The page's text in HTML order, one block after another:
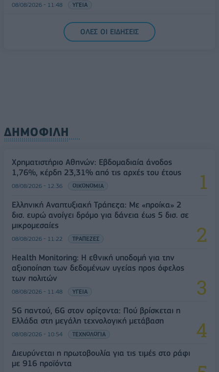
08/08/2026 - 11:48 ΥΓΕΙΑ
Ελληνική Αναπτυξιακή Τράπεζα: Με «προίκα» 2 δισ.
ευρώ ανοίγει δρόμο για δάνεια έως 5 δισ. σε
ΟΛΕΣ ΟΙ ΕΙΔΗΣΕΙΣ
ΔΗΜΟΦΙΛΗ
Χρηματιστήριο Αθηνών: Εβδομαδιαία άνοδος
1,76%, κέρδη 23,31% από τις αρχές του έτους
08/08/2026 - 12:36 ΟΙΚΟΝΟΜΙΑ
Ελληνική Αναπτυξιακή Τράπεζα: Με «προίκα» 2
δισ. ευρώ ανοίγει δρόμο για δάνεια έως 5 δισ. σε
μικρομεσαίες
08/08/2026 - 11:22 ΤΡΑΠΕΖΕΣ
Health Monitoring: Η εθνική υποδομή για την
αξιοποίηση των δεδομένων υγείας προς όφελος
των πολιτών
08/08/2026 - 11:48 ΥΓΕΙΑ
5G παντού, 6G στον ορίζοντα: Πού βρίσκεται η
Ελλάδα στη μεγάλη τεχνολογική μετάβαση
08/08/2026 - 10:54 ΤΕΧΝΟΛΟΓΙΑ
Διευρύνεται η πρωτοβουλία για τις τιμές στο ράφι
με 916 προϊόντα